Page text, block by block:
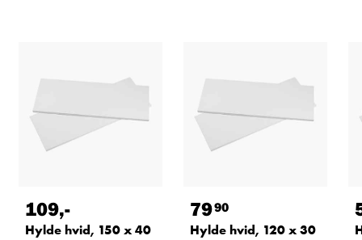
109,-
Hylde hvid, 150 x 40
7990
Hylde hvid, 120 x 30